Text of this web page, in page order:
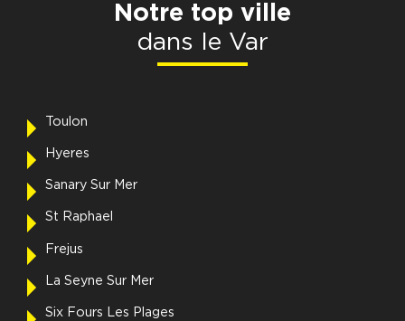
Notre top ville
dans le Var
Toulon
Hyeres
Sanary Sur Mer
St Raphael
Frejus
La Seyne Sur Mer
Six Fours Les Plages